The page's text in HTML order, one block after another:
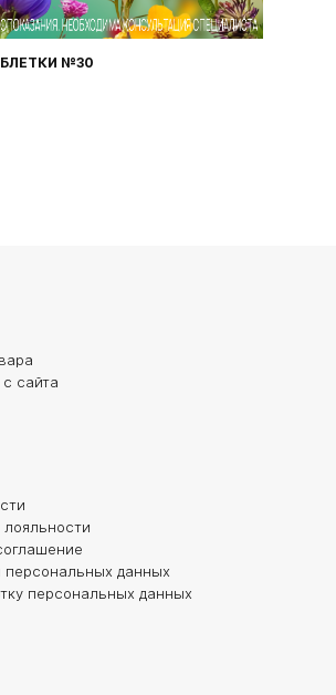
№30
с сайта
персональных данных
персональных данных